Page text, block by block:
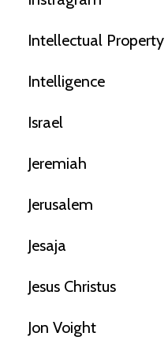
Intellectual Property
Intelligence
Israel
Jeremiah
Jerusalem
Jesaja
Jesus Christus
Jon Voight